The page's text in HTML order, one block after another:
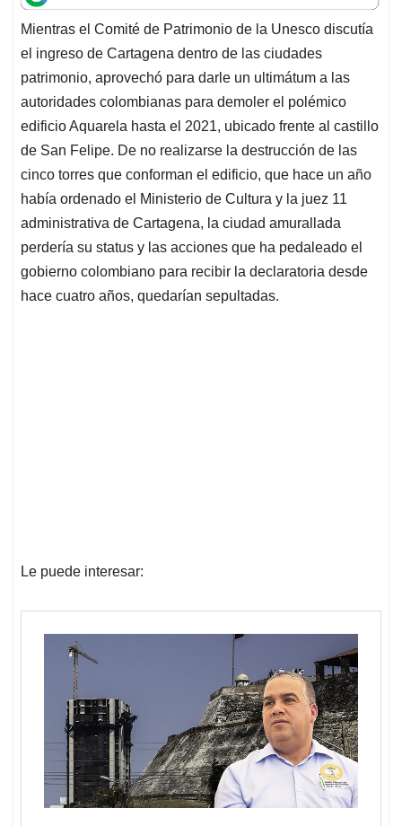
t
s
A
p
p
e
b
o
o
k
k
e
d
I
n
i
l
e
a
d
s
Mientras el Comité de Patrimonio de la Unesco discutía
el ingreso de Cartagena dentro de las ciudades
patrimonio, aprovechó para darle un ultimátum a las
autoridades colombianas para demoler el polémico
edificio Aquarela hasta el 2021, ubicado frente al castillo
de San Felipe. De no realizarse la destrucción de las
cinco torres que conforman el edificio, que hace un año
había ordenado el Ministerio de Cultura y la juez 11
administrativa de Cartagena, la ciudad amurallada
perdería su status y las acciones que ha pedaleado el
gobierno colombiano para recibir la declaratoria desde
hace cuatro años, quedarían sepultadas.
Le puede interesar: